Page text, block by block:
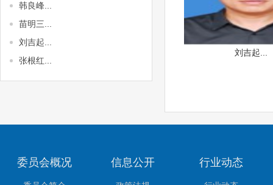
刘吉起...
韩良峰...
苗明三...
刘吉起...
张根红...
委员会概况 信息公开 行业动态